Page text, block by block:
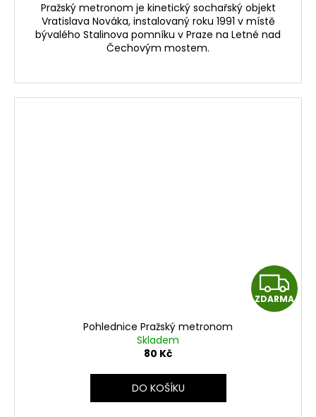
Pražský metronom je kinetický sochařský objekt
Vratislava Nováka, instalovaný roku 1991 v místě
bývalého Stalinova pomníku v Praze na Letné nad
Čechovým mostem.
Z
D
ZDARMA
Pohlednice Pražský metronom
Skladem
80 Kč
DO KOŠÍKU